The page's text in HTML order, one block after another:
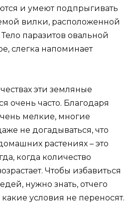
и умеют подпрыгивать
вилки, расположенной
паразитов овальной
слегка напоминает
эти земляные
очень часто. Благодаря
мелкие, многие
не догадываться, что
растениях – это
когда количество
Чтобы избавиться
нужно знать, отчего
условия не переносят.